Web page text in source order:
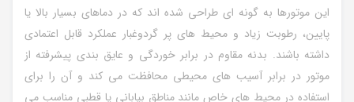
این موتورها به گونه ای طراحی شده اند که در دماهای بسیار بالا یا
پایین، رطوبت زیاد و محیط های پر گردوغبار عملکرد قابل اعتمادی
داشته باشند. بدنه مقاوم در برابر خوردگی و عایق بندی پیشرفته از
موتور در برابر آسیب های محیطی محافظت می کند و آن را برای
استفاده در محیط های خاص مانند مناطق بیابانی یا قطبی مناسب می